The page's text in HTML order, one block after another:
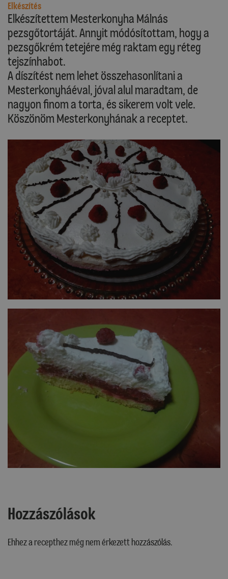
Elkészítés
Elkészítettem Mesterkonyha Málnás
pezsgőtortáját. Annyit módósítottam, hogy a
pezsgőkrém tetejére még raktam egy réteg
tejszínhabot.
A díszítést nem lehet összehasonlítani a
Mesterkonyháéval, jóval alul maradtam, de
nagyon finom a torta, és sikerem volt vele.
Köszönöm Mesterkonyhának a receptet.
Hozzászólások
Ehhez a recepthez még nem érkezett hozzászólás.